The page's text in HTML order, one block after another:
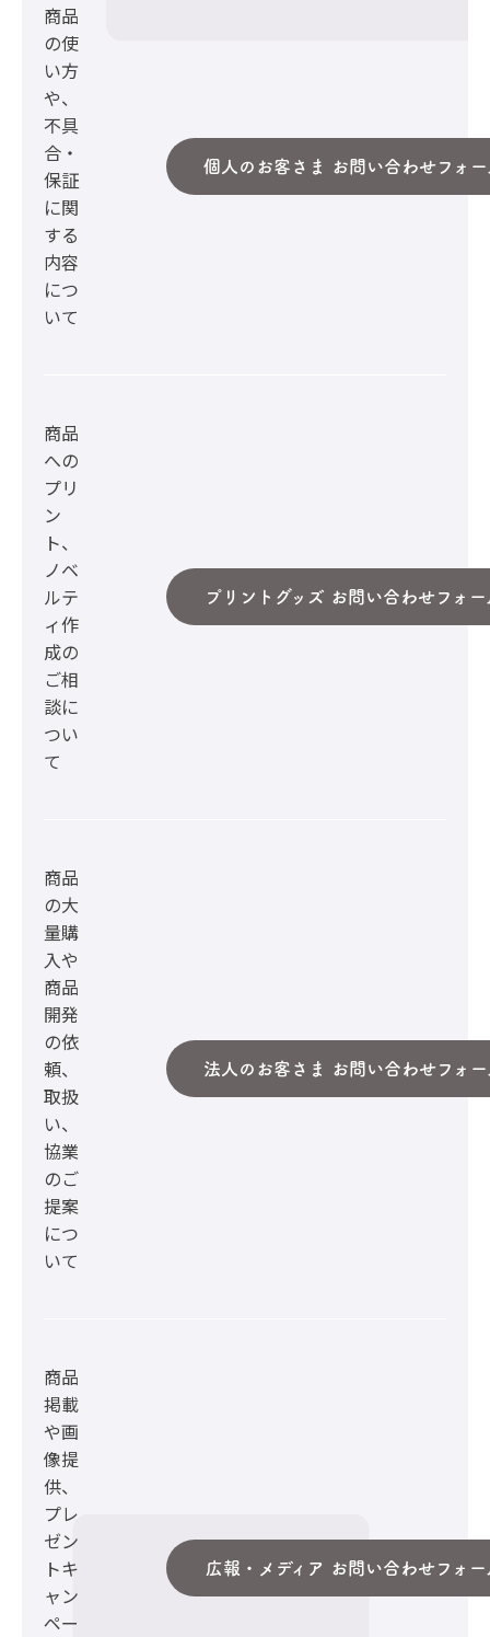
商品
の使
い方
や、
不具
合・
保証
に関
する
内容
につ
いて
個人のお客さま お問い合わせフォー
商品
への
プリ
ン
ト、
ノベ
ルテ
ィ作
成の
ご相
談に
つい
て
プリントグッズ お問い合わせフォー
商品
の大
量購
入や
商品
開発
の依
頼、
取扱
い、
協業
のご
提案
につ
いて
法人のお客さま お問い合わせフォー
商品
掲載
や画
像提
供、
プレ
ゼン
トキ
ャン
ペー
広報・メディア お問い合わせフォー